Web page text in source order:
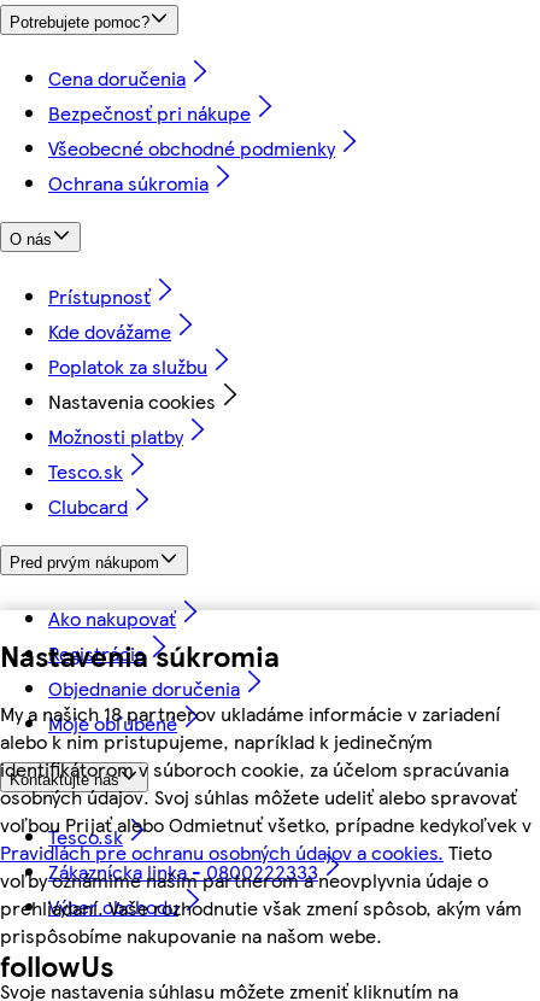
Nastavenia súkromia
My a našich 18 partnerov ukladáme informácie v zariadení
alebo k nim pristupujeme, napríklad k jedinečným
identifikátorom v súboroch cookie, za účelom spracúvania
osobných údajov. Svoj súhlas môžete udeliť alebo spravovať
voľbou Prijať alebo Odmietnuť všetko, prípadne kedykoľvek v
Pravidlách pre ochranu osobných údajov a cookies. Tieto
voľby oznámime našim partnerom a neovplyvnia údaje o
prehliadaní. Vaše rozhodnutie však zmení spôsob, akým vám
prispôsobíme nakupovanie na našom webe.
Svoje nastavenia súhlasu môžete zmeniť kliknutím na
Potrebujete pomoc?
Cena doručenia
Bezpečnosť pri nákupe
Všeobecné obchodné podmienky
Ochrana súkromia
O nás
Prístupnosť
Kde dovážame
Poplatok za službu
Nastavenia cookies
Možnosti platby
Tesco.sk
Clubcard
Pred prvým nákupom
Ako nakupovať
Registrácia
Objednanie doručenia
Moje obľúbené
Kontaktujte nás
Tesco.sk
Zákaznícka linka - 0800222333
Výber obchodu
followUs